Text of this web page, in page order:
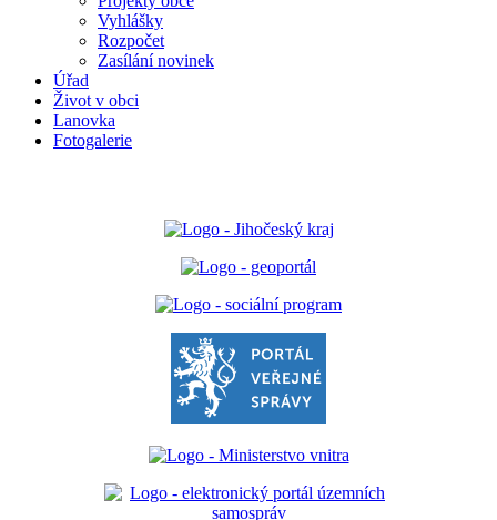
Vyhlášky
Rozpočet
Zasílání novinek
Úřad
Život v obci
Lanovka
Fotogalerie